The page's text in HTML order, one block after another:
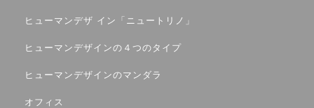
ヒューマンデザ イン「ニュートリノ」
ヒューマンデザインの４つのタイプ
ヒューマンデザインのマンダラ
オフィス